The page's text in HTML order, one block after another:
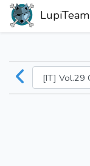
LupiTeam